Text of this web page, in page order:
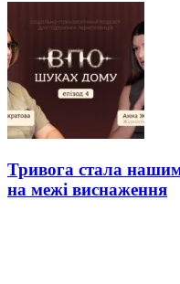
Тривога стала
на межі виснаження